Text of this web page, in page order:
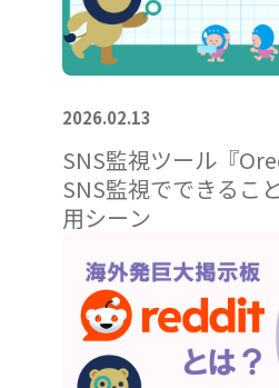
2026.02.13
SNS監視ツール『
SNS監視でできるこ
用シーン